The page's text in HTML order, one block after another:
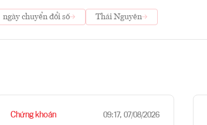
ngày chuyển đổi số Thái Nguyên
Chứng khoán 09:17, 07/08/2026